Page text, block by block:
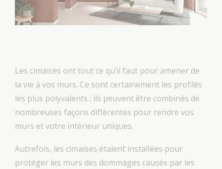
Les cimaises ont tout ce qu’il faut pour amener de
la vie à vos murs. Ce sont certainement les profilés
les plus polyvalents ; ils peuvent être combinés de
nombreuses façons différentes pour rendre vos
murs et votre intérieur uniques.
Autrefois, les cimaises étaient installées pour
protéger les murs des dommages causés par les